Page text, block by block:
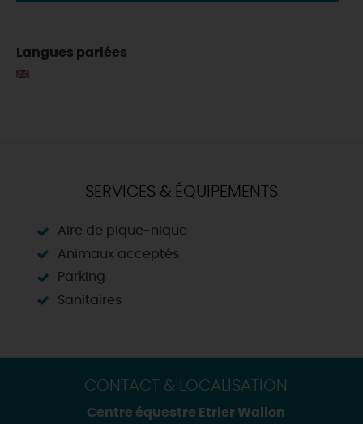
Langues parlées
SERVICES & ÉQUIPEMENTS
Aire de pique-nique
Animaux acceptés
Parking
Sanitaires
CONTACT & LOCALISATION
Centre équestre Etrier Wallon